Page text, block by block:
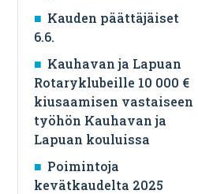
Kauden päättäjäiset
6.6.
Kauhavan ja Lapuan
Rotaryklubeille 10 000 €
kiusaamisen vastaiseen
työhön Kauhavan ja
Lapuan kouluissa
Poimintoja
kevätkaudelta 2025